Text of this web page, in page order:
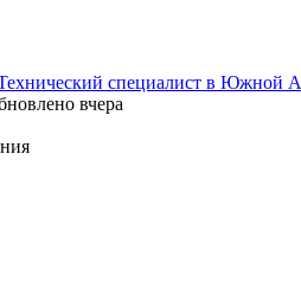
специалист в Южной
вчера